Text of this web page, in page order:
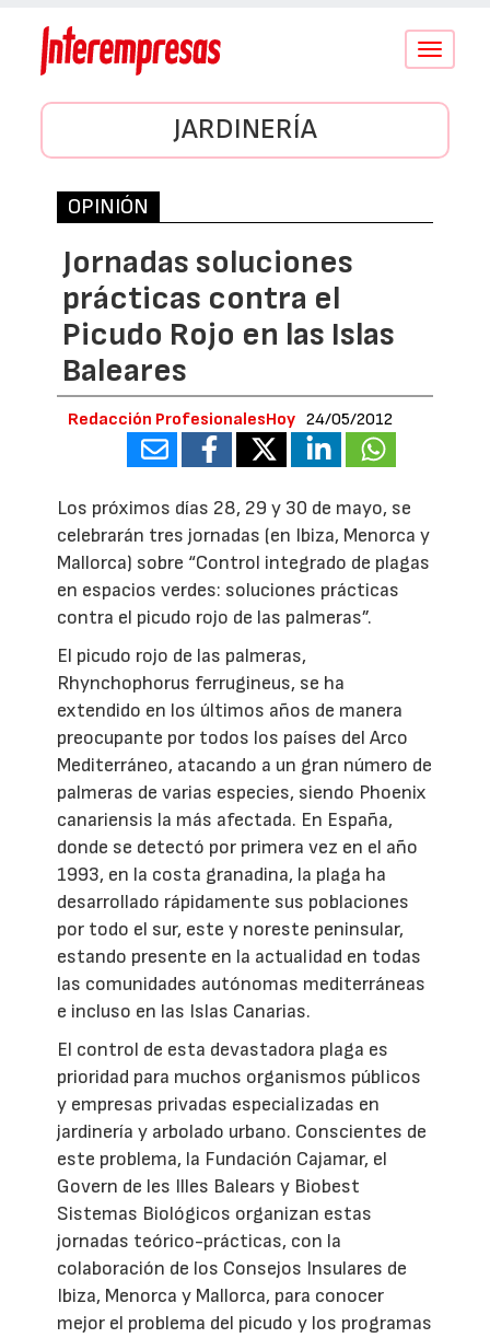
Conmutar
JARDINERÍA
OPINIÓN
Jornadas soluciones
prácticas contra el
Picudo Rojo en las Islas
Baleares
Redacción ProfesionalesHoy 24/05/2012
Los próximos días 28, 29 y 30 de mayo, se
celebrarán tres jornadas (en Ibiza, Menorca y
Mallorca) sobre “Control integrado de plagas
en espacios verdes: soluciones prácticas
contra el picudo rojo de las palmeras”.
El picudo rojo de las palmeras,
Rhynchophorus ferrugineus, se ha
extendido en los últimos años de manera
preocupante por todos los países del Arco
Mediterráneo, atacando a un gran número de
palmeras de varias especies, siendo Phoenix
canariensis la más afectada. En España,
donde se detectó por primera vez en el año
1993, en la costa granadina, la plaga ha
desarrollado rápidamente sus poblaciones
por todo el sur, este y noreste peninsular,
estando presente en la actualidad en todas
las comunidades autónomas mediterráneas
e incluso en las Islas Canarias.
El control de esta devastadora plaga es
prioridad para muchos organismos públicos
y empresas privadas especializadas en
jardinería y arbolado urbano. Conscientes de
este problema, la Fundación Cajamar, el
Govern de les Illes Balears y Biobest
Sistemas Biológicos organizan estas
jornadas teórico-prácticas, con la
colaboración de los Consejos Insulares de
Ibiza, Menorca y Mallorca, para conocer
mejor el problema del picudo y los programas